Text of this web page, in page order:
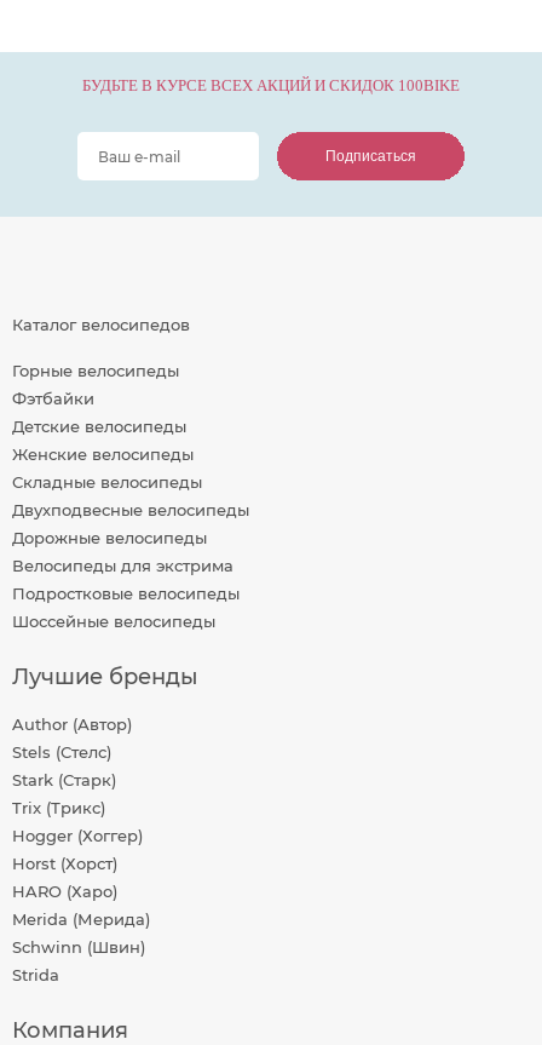
БУДЬТЕ В КУРСЕ ВСЕХ АКЦИЙ И СКИДОК 100BIKE
Подписаться
Подписаться
Подписаться
Каталог велосипедов
Горные велосипеды
Фэтбайки
Детские велосипеды
Женские велосипеды
Складные велосипеды
Двухподвесные велосипеды
Дорожные велосипеды
Велосипеды для экстрима
Подростковые велосипеды
Шоссейные велосипеды
Лучшие бренды
Author (Автор)
Stels (Стелс)
Stark (Старк)
Trix (Трикс)
Hogger (Хоггер)
Horst (Хорст)
HARO (Харо)
Merida (Мерида)
Schwinn (Швин)
Strida
Компания